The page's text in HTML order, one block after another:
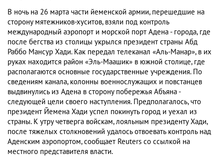
В ночь на 26 марта части йеменской армии, перешедшие на
сторону мятежников-хуситов, взяли под контроль
международный аэропорт и морской порт Адена - города, где
после бегства из столицы укрылся президент страны Абд
Раббо Мансур Хади. Как передал телеканал «Аль-Манар», в их
руках находится район «Эль-Маашик» в южной столице, где
располагаются основные государственные учреждения. По
сведениям канала, колонны военнослужащих и повстанцев
выдвинулись из Адена в сторону побережья Абъяна -
следующей цели своего наступления. Предполагалось, что
президент Йемена Хади успел покинуть город и уехал из
страны. К утру четверга войскам, лояльным президенту Хади,
после тяжелых столкновений удалось отвоевать контроль над
Аденским аэропортом, сообщает Reuters со ссылкой на
местного представителя власти.